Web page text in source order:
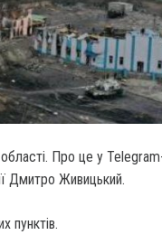
Про це у
Дмитро Живицький.
пунктів.